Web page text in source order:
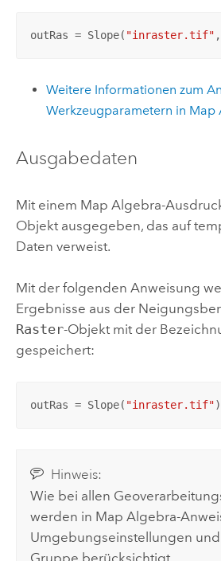
outRas = Slope( "inraster.tif" ,
Weitere Informationen zum
Werkzeugparametern in Map
Ausgabedaten
Mit einem Map Algebra-
Objekt ausgegeben, das auf
Daten verweist.
Mit der folgenden Anweisung
Ergebnisse aus der
Raster-Objekt mit der
gespeichert:
outRas = Slope( "inraster.tif")
Hinweis:
Wie bei allen
werden in Map Algebra-
Umgebungseinstellungen